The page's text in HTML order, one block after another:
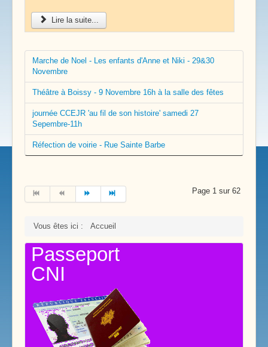
Lire la suite...
Marche de Noel - Les enfants d'Anne et Niki - 29&30
Novembre
Théâtre à Boissy - 9 Novembre 16h à la salle des fêtes
journée CCEJR 'au fil de son histoire' samedi 27
Sepembre-11h
Réfection de voirie - Rue Sainte Barbe
Page 1 sur 62
Vous êtes ici : Accueil
Passeport
CNI